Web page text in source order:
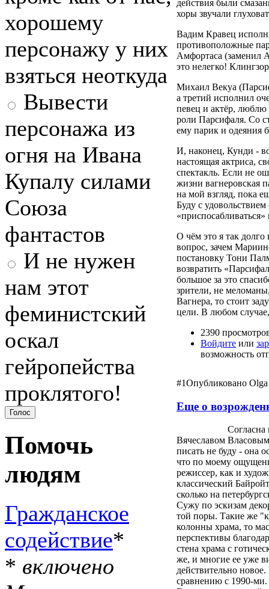
хорошему
персонажу у них
взяться неоткуда
Вывести
персонажа из
огня на Ивана
Купалу силами
Союза
фантастов
И не нужен
нам этот
феминистский
оскал
гейропейства
проклятого!
Помочь
людям
Гражданское
содействие*
* включено
действия были
хоры звучали
Вадим Кравец
противоположные
Амфортаса (заменил
это нелегко!
Михаил Векуа
а третий исполнил
певец и актёр, люблю
роли Парсифаля. Со
ему парик и одеяния
И, наконец, Кунди -
настоящая актриса,
спектакль. Если не
жизни вагнеровская
на мой взгляд, пока
Буду с удовольствием
О чём это я так
вопрос, зачем
постановку Тони
возвратить
большое за это
зрители, не
Вагнера, то стоит
цели. В любом
2390
Войдите или
возможность
#1Опубликовано
Еще о
Согласна
Вячеславом
писать не буду - она
что по моему
режиссер, как и
классический
сколько на
Сужу по эскизам
той поры. Такие же
колонны храма, то
перспективы
стена храма с
же, и многие ее уже
действительно
сравнению с 1990-